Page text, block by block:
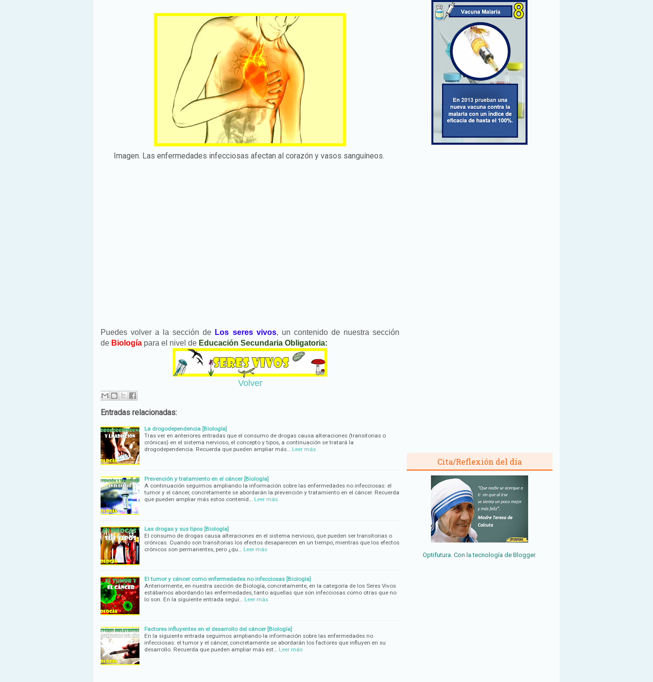
Imagen. Las enfermedades infecciosas afectan al corazón y vasos sanguíneos.
Puedes volver a la sección de Los seres vivos, un contenido de nuestra sección
de Biología para el nivel de Educación Secundaria Obligatoria:
Volver
Entradas relacionadas:
La drogodependencia [Biología]
Tras ver en anteriores entradas que el consumo de drogas causa alteraciones (transitorias o
crónicas) en el sistema nervioso, el concepto y tipos, a continuación se tratará la
drogodependencia. Recuerda que pueden ampliar más…
Leer más
Prevención y tratamiento en el cáncer [Biología]
A continuación seguimos ampliando la información sobre las enfermedades no infecciosas: el
tumor y el cáncer, concretamente se abordarán la prevención y tratamiento en el cáncer. Recuerda
que pueden ampliar más estos contenid…
Leer más
Las drogas y sus tipos [Biología]
El consumo de drogas causa alteraciones en el sistema nervioso, que pueden ser transitorias o
crónicas. Cuando son transitorias los efectos desaparecen en un tiempo, mientras que los efectos
crónicos son permanentes, pero ¿qu…
Leer más
El tumor y cáncer como enfermedades no infecciosas [Biología]
Anteriormente, en nuestra sección de Biología, concretamente, en la categoría de los Seres Vivos
estábamos abordando las enfermedades, tanto aquellas que son infecciosas como otras que no
lo son. En la siguiente entrada segui…
Leer más
Factores influyentes en el desarrollo del cáncer [Biología]
En la siguiente entrada seguimos ampliando la información sobre las enfermedades no
infecciosas: el tumor y el cáncer, concretamente se abordarán los factores que influyen en su
desarrollo. Recuerda que pueden ampliar más est…
Leer más
Cita/Reflexión del día
Optifutura. Con la tecnología de Blogger.